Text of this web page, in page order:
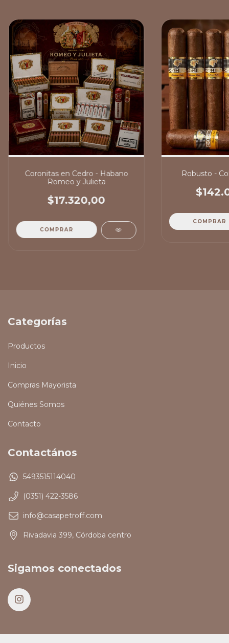
Coronitas en Cedro - Habano
Romeo y Julieta
$17.320,00
Robusto -
Categorías
Productos
Inicio
Compras Mayorista
Quiénes Somos
Contacto
Contactános
5493515114040
(0351) 422-3586
info@casapetroff.com
Rivadavia 399, Córdoba centro
Sigamos conectados